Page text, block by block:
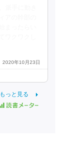
ワクワクし
2020年10月23日
っと見る